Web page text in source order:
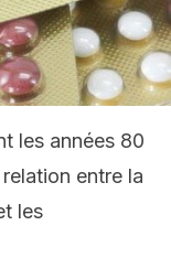
les années 80
entre la
les